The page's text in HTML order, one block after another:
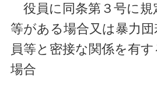
役員に同条第３号に規
等がある場合又は暴力
員等と密接な関係を有
場合